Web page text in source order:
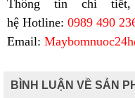
Thông tin chi
hệ Hotline: 0989 490
Email:
BÌNH LUẬN VỀ SẢN